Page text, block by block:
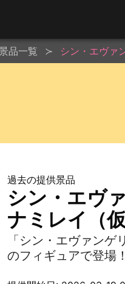
品一覧 シン・エヴァ
過去の提供景品
シン・エヴ
ナミレイ（
「シン・エヴァン
のフィギュアで登場！